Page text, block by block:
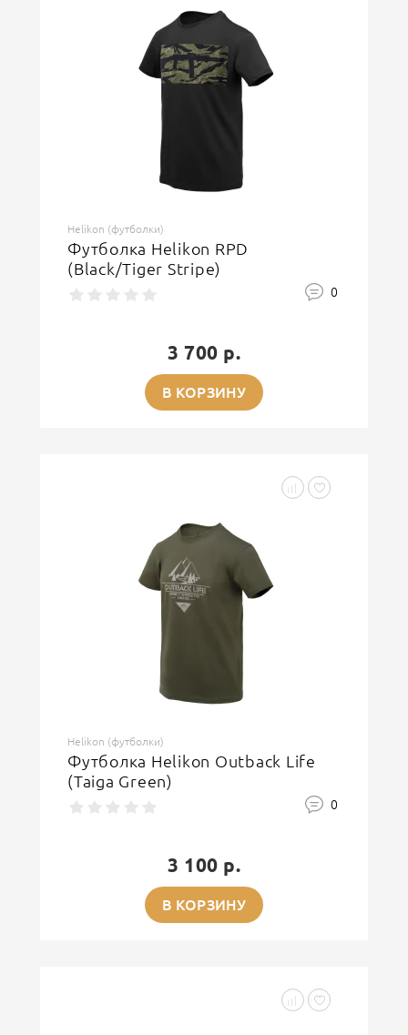
Helikon (футболки)
Футболка Helikon RPD
(Black/Tiger Stripe)
0
3 700 р.
В КОРЗИНУ
Helikon (футболки)
Футболка Helikon Outback Life
(Taiga Green)
0
3 100 р.
В КОРЗИНУ